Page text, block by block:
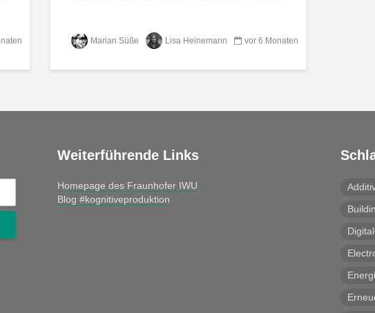
Marian Süße Lisa Heinemann vor 6 Monaten
Weiterführende Links
Homepage des Fraunhofer IWU
Blog #kognitiveproduktion